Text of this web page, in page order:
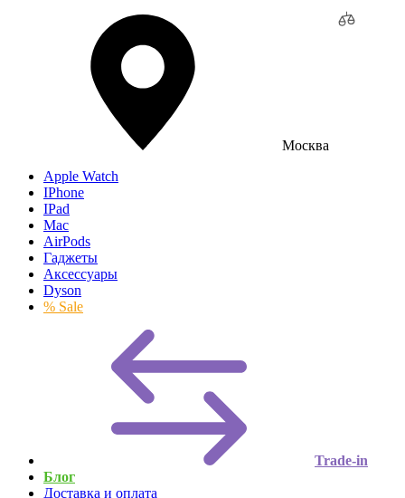
Москва
Apple Watch
IPhone
IPad
Mac
AirPods
Гаджеты
Аксессуары
Dyson
% Sale
Trade-in
Блог
Доставка и оплата